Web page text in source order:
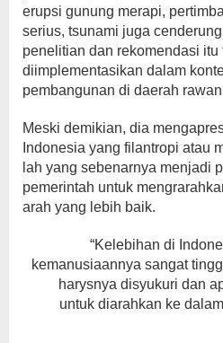
erupsi gunung merapi,
serius, tsunami juga
penelitian dan rekomendasi itu
diimplementasikan dalam
pembangunan di daerah
Meski demikian, dia
Indonesia yang filantropi atau
lah yang sebenarnya menjadi
pemerintah untuk
arah yang lebih baik.
“Kelebihan di
kemanusiaannya sangat
harysnya disyukuri dan
untuk diarahkan ke